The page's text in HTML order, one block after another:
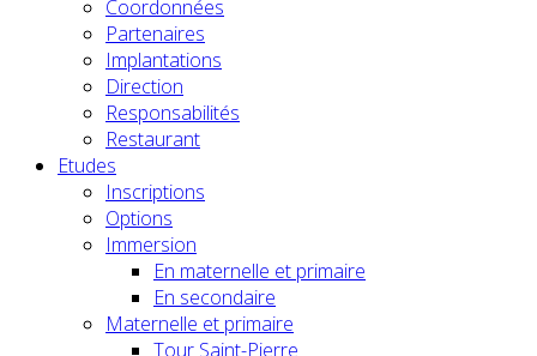
Coordonnées
Partenaires
Implantations
Direction
Responsabilités
Restaurant
Etudes
Inscriptions
Options
Immersion
En maternelle et primaire
En secondaire
Maternelle et primaire
Tour Saint-Pierre